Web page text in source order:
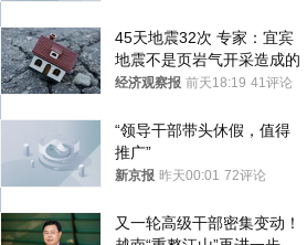
45天地震32次 专家：宜宾
地震不是页岩气开采造成的
经济观察报 前天18:19 41评论
“领导干部带头休假，值得
推广”
新京报 昨天00:01 72评论
又一轮高级干部密集变动！